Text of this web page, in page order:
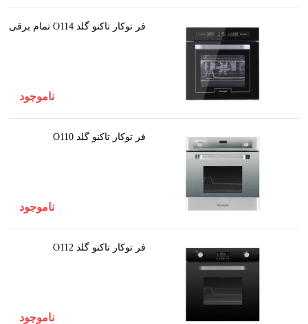
فر توکار تاکنو گلد O114 تمام برقی
ناموجود
فر توکار تاکنو گلد O110
ناموجود
فر توکار تاکنو گلد O112
ناموجود